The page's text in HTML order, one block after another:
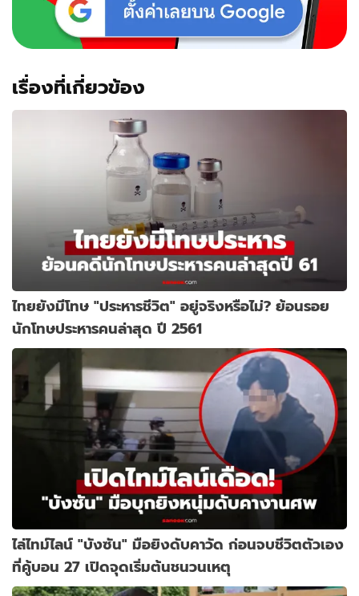
เรื่องที่เกี่ยวข้อง
ไทยยังมีโทษ "ประหารชีวิต" อยู่จริงหรือไม่? ย้อนรอย
นักโทษประหารคนล่าสุด ปี 2561
ไล่ไทม์ไลน์ "บังซัน" มือยิงดับคาวัด ก่อนจบชีวิตตัวเอง
ที่คู้บอน 27 เปิดจุดเริ่มต้นชนวนเหตุ